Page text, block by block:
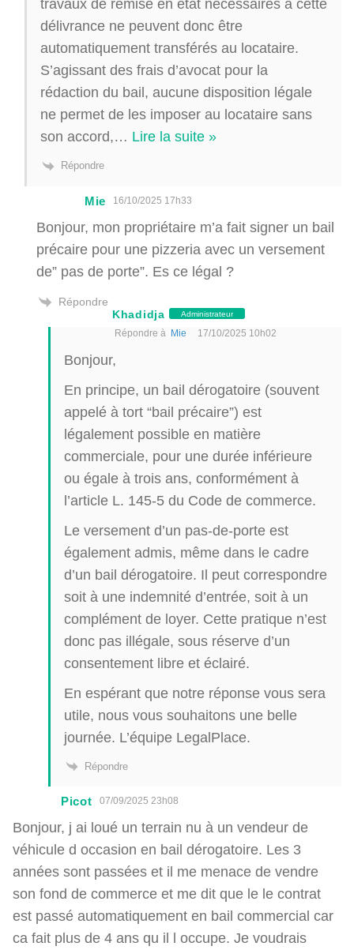
travaux de remise en état nécessaires à cette
délivrance ne peuvent donc être
automatiquement transférés au locataire.
S’agissant des frais d’avocat pour la
rédaction du bail, aucune disposition légale
ne permet de les imposer au locataire sans
son accord,… Lire la suite »
Répondre
Mie 16/10/2025 17h33
Bonjour, mon propriétaire m’a fait signer un bail
précaire pour une pizzeria avec un versement
de” pas de porte”. Es ce légal ?
Répondre
Khadidja
Administrateur
Répondre à Mie 17/10/2025 10h02
Bonjour,
En principe, un bail dérogatoire (souvent
appelé à tort “bail précaire”) est
légalement possible en matière
commerciale, pour une durée inférieure
ou égale à trois ans, conformément à
l’article L. 145-5 du Code de commerce.
Le versement d’un pas-de-porte est
également admis, même dans le cadre
d’un bail dérogatoire. Il peut correspondre
soit à une indemnité d’entrée, soit à un
complément de loyer. Cette pratique n’est
donc pas illégale, sous réserve d’un
consentement libre et éclairé.
En espérant que notre réponse vous sera
utile, nous vous souhaitons une belle
journée. L’équipe LegalPlace.
Répondre
Picot 07/09/2025 23h08
Bonjour, j ai loué un terrain nu à un vendeur de
véhicule d occasion en bail dérogatoire. Les 3
années sont passées et il me menace de vendre
son fond de commerce et me dit que le le contrat
est passé automatiquement en bail commercial car
ca fait plus de 4 ans qu il l occupe. Je voudrais